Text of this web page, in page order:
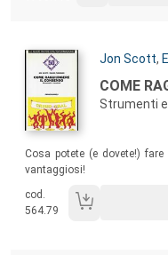
Autori:
Jon Scott,
Titolo:
COME
Strumenti
Cosa potete (e dovete!)
vantaggiosi!
cod.
564.79